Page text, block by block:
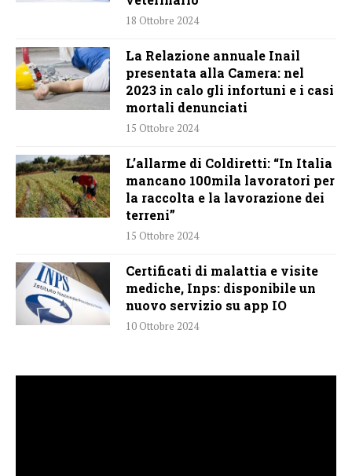
18 Ottobre 2024
La Relazione annuale Inail
presentata alla Camera: nel
2023 in calo gli infortuni e i casi
mortali denunciati
15 Ottobre 2024
L’allarme di Coldiretti: “In Italia
mancano 100mila lavoratori per
la raccolta e la lavorazione dei
terreni”
15 Ottobre 2024
Certificati di malattia e visite
mediche, Inps: disponibile un
nuovo servizio su app IO
10 Ottobre 2024